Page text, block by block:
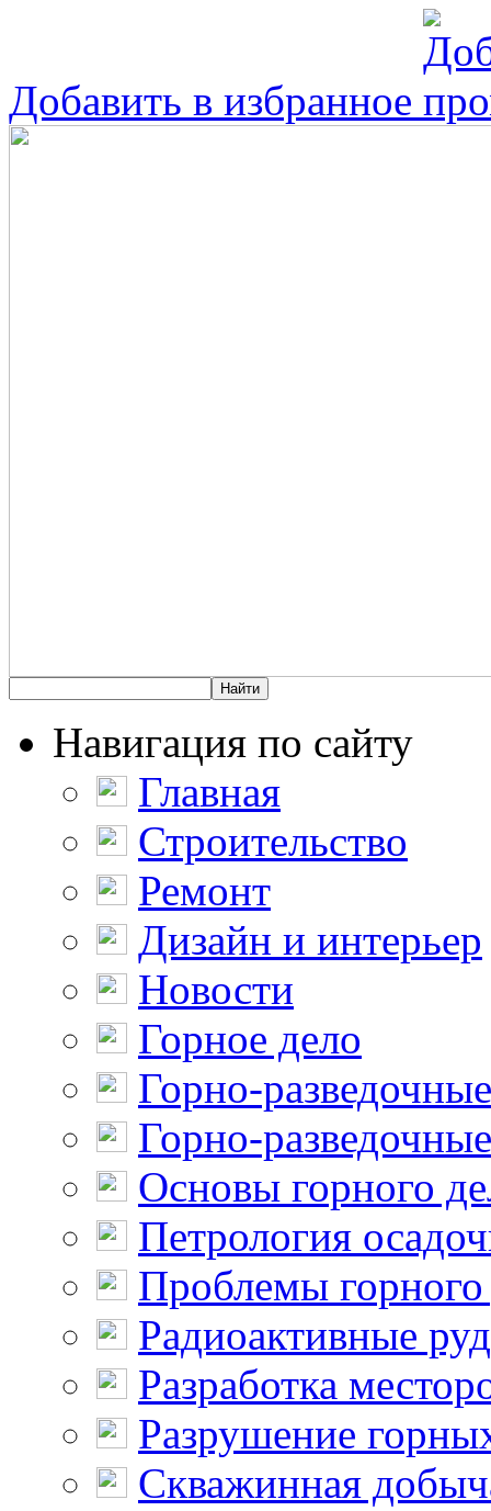
Добавить в избранное
Навигация по сайту
Главная
Строительство
Ремонт
Дизайн и интерьер
Новости
Горное дело
Горно-
Горно-
Основы горного
Петрология
Проблемы горного
Радиоактивные
Разработка
Разрушение
Скважинная